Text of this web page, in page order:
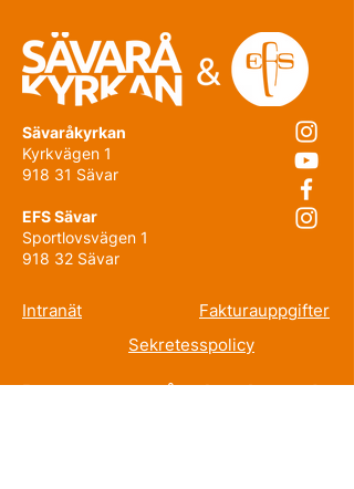
Sävaråkyrkan
Kyrkvägen 1
918 31 Sävar
EFS Sävar
Sportlovsvägen 1
918 32 Sävar
Fakturauppgifter
Intranät
Sekretesspolicy
Prenumerera på nyhetsbrevet!